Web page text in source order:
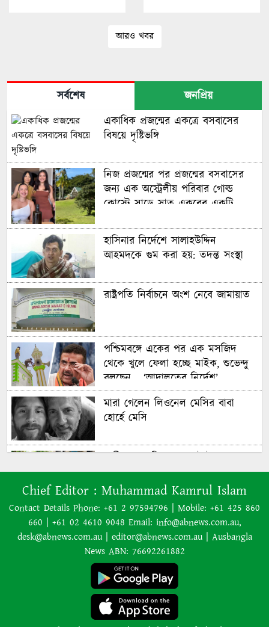
আরও খবর
সর্বশেষ
জনপ্রিয়
একাধিক প্রজন্মের একত্রে বসবাসের
বিষয়ে দৃষ্টিভঙ্গি
নিজ প্রজন্মের পর প্রজন্মের বসবাসের
জন্য এক অস্ট্রেলীয় পরিবার গোল্ড
কোস্টে সাড়ে সাত একরের একটি
হাসিনার নির্দেশে সালাহউদ্দিন
আহমদকে গুম করা হয়: তদন্ত সংস্থা
রাষ্ট্রপতি নির্বাচনে অংশ নেবে জামায়াত
পশ্চিমবঙ্গে একের পর এক মসজিদ
থেকে খুলে ফেলা হচ্ছে মাইক, শুভেন্দু
বলছেন— ‘আদালতের নির্দেশ’
মারা গেলেন লিওনেল মেসির বাবা
হোর্হে মেসি
আসন-সংক্রান্ত নীতিকে ‘বিভ্রান্তিকর ও
প্রতারণামূলক’ আখ্যা দেওয়া হয়েছে
বাংলাদেশের বর্তমান সরকার নিয়ে
হাসিনার মন্তব্য ভারত সমর্থন করে না:
রণধীর জয়সওয়াল
এক শব্দেই সব গুজবের জবাব দিলেন
লিওনেল মেসি
Chief Editor : Muhammad Kamrul Islam
Contact Details Phone: +61 2 97594796 | Mobile: +61 425 860
660 | +61 02 4610 9048 Email: info@abnews.com.au,
desk@abnews.com.au | editor@abnews.com.au | Ausbangla
News ABN: 76692261882